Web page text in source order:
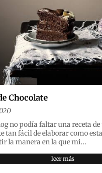
Chocolate
no podía faltar una receta de
tan fácil de elaborar como
la manera en la que mi...
leer más